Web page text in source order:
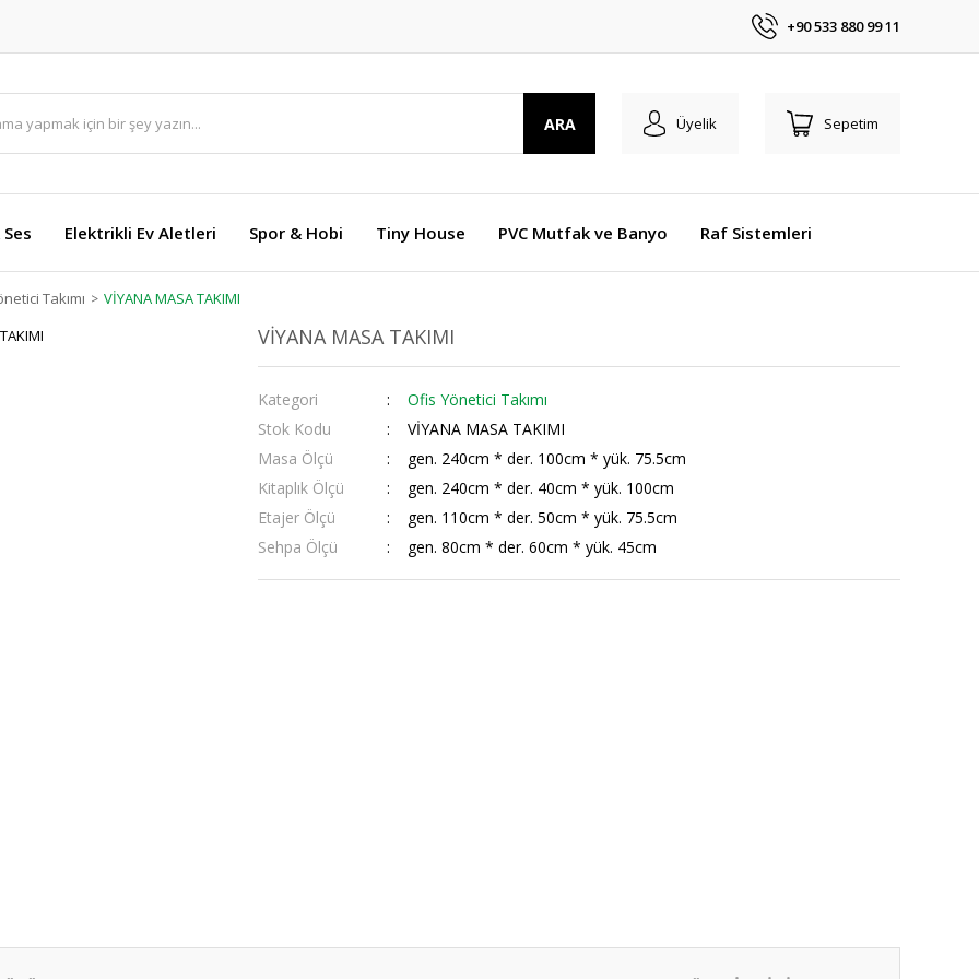
+90 533 880 99 11
ARA Üyelik Sepetim
Elektrikli Ev Aletleri Spor & Hobi Tiny House PVC Mutfak ve Banyo Raf Sistemleri
Takımı VİYANA MASA TAKIMI
VİYANA MASA TAKIMI
Kategori
Ofis Yönetici Takımı
Stok Kodu
VİYANA MASA TAKIMI
Masa Ölçü
gen. 240cm * der. 100cm * yük. 75.5cm
Kitaplık Ölçü
gen. 240cm * der. 40cm * yük. 100cm
Etajer Ölçü
gen. 110cm * der. 50cm * yük. 75.5cm
Sehpa Ölçü
gen. 80cm * der. 60cm * yük. 45cm